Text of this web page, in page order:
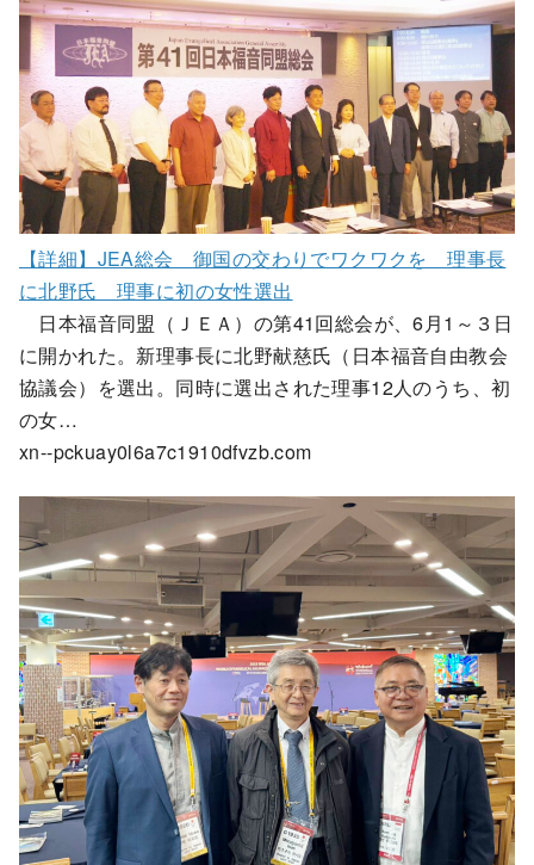
【詳細】JEA総会 御国の交わりでワクワクを 理事長
に北野氏 理事に初の女性選出
日本福音同盟（ＪＥＡ）の第41回総会が、6月1～３日
に開かれた。新理事長に北野献慈氏（日本福音自由教会
協議会）を選出。同時に選出された理事12人のうち、初
の女…
xn--pckuay0l6a7c1910dfvzb.com